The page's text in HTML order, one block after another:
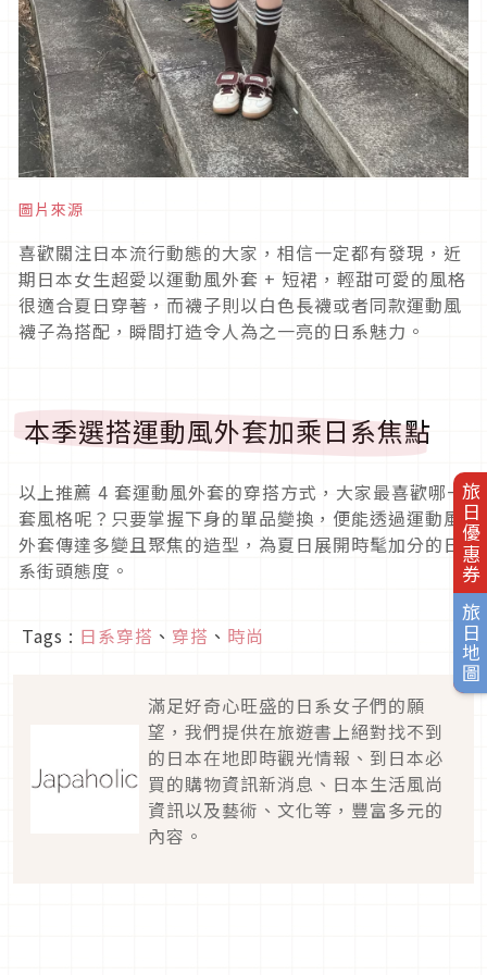
旅日優惠券
旅日地圖
圖片來源
喜歡關注日本流行動態的大家，相信一定都有發現，近
期日本女生超愛以運動風外套 + 短裙，輕甜可愛的風格
很適合夏日穿著，而襪子則以白色長襪或者同款運動風
襪子為搭配，瞬間打造令人為之一亮的日系魅力。
本季選搭運動風外套加乘日系焦點
以上推薦 4 套運動風外套的穿搭方式，大家最喜歡哪一
套風格呢？只要掌握下身的單品變換，便能透過運動風
外套傳達多變且聚焦的造型，為夏日展開時髦加分的日
系街頭態度。
Tags : 日系穿搭 、 穿搭 、 時尚
滿足好奇心旺盛的日系女子們的願
望，我們提供在旅遊書上絕對找不到
的日本在地即時觀光情報、到日本必
買的購物資訊新消息、日本生活風尚
資訊以及藝術、文化等，豐富多元的
內容。